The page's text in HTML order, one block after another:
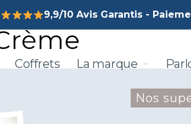
9,9/10 Avis Garantis -
Coffrets La marque
Nos